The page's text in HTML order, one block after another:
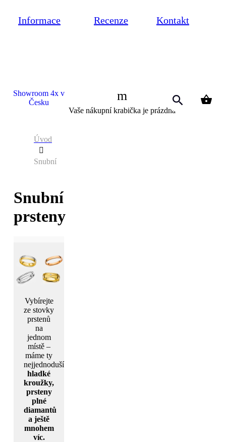
Informace Recenze Kontakt
Vaše nákupní krabička je prázdná
Showroom 4x v
Česku
Úvod
Snubní
Snubní
prsteny
Vybírejte
ze stovky
prstenů
na
jednom
místě –
máme ty
nejjednoduší
hladké
kroužky,
prsteny
plné
diamantů
a ještě
mnohem
víc.